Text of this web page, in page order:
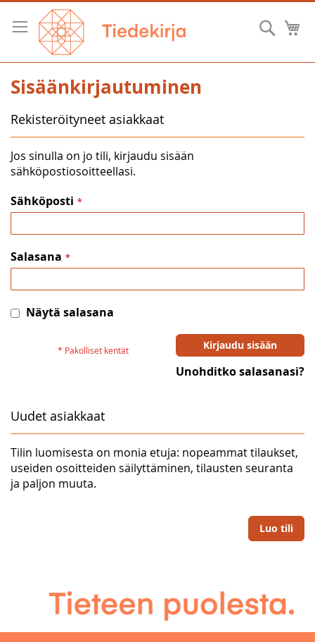
Skip
Content
Hae
Sisäänkirjautuminen
Rekisteröityneet asiakkaat
Jos sinulla on jo tili, kirjaudu sisään
sähköpostiosoitteellasi.
Sähköposti
Salasana
Näytä salasana
Kirjaudu sisään
Unohditko salasanasi?
Uudet asiakkaat
Tilin luomisesta on monia etuja: nopeammat tilaukset,
useiden osoitteiden säilyttäminen, tilausten seuranta
ja paljon muuta.
Luo tili